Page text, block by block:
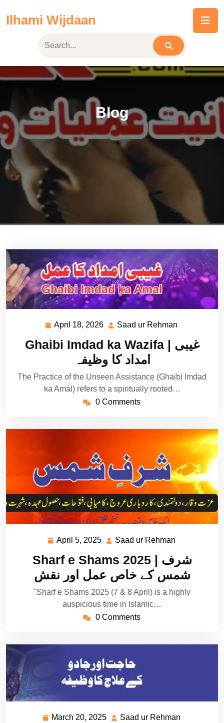
Ilhami Wijdaan
Blog
April 18, 2026 April
2026
Saad ur Rehman
Rehman
Ghaibi Imdad ka Wazifa | غیبی
امداد کا وظیفہ
The Practice of the Unseen Assistance (Ghaibi Imdad
ka Amal) refers to a spiritually rooted…
0 Comments
April 5, 2025 April
2025
Saad ur Rehman
Rehman
Sharf e Shams 2025 | شرف
شمس کے خاص عمل اور نقش
"Sharf e Shams 2025 (7 & 8 April) is a highly
auspicious time in Islamic…
0 Comments
March 20, 2025 MarchSaad ur Rehman